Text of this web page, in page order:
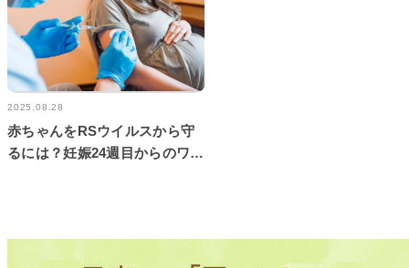
2025.08.28
赤ちゃんをRSウイルスから守
るには？妊娠24週目からのワク